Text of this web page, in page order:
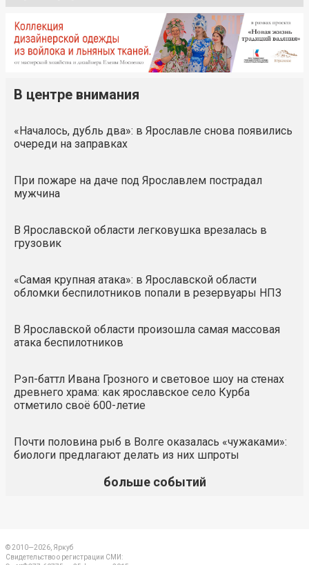
В центре внимания
«Началось, дубль два»: в Ярославле снова появились
очереди на заправках
При пожаре на даче под Ярославлем пострадал
мужчина
В Ярославской области легковушка врезалась в
грузовик
«Самая крупная атака»: в Ярославской области
обломки беспилотников попали в резервуары НПЗ
В Ярославской области произошла самая массовая
атака беспилотников
Рэп-баттл Ивана Грозного и световое шоу на стенах
древнего храма: как ярославское село Курба
отметило своё 600-летие
Почти половина рыб в Волге оказалась «чужаками»:
биологи предлагают делать из них шпроты
больше событий
© 2010—2026, Яркуб
Свидетельство о регистрации СМИ: